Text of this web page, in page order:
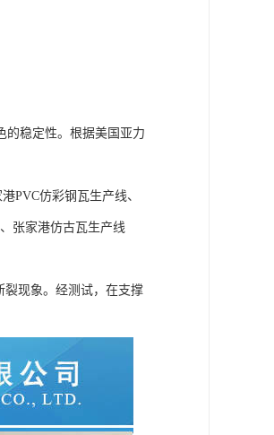
稳定性。根据美国亚力
PVC仿彩钢瓦生产线、
张家港仿古瓦生产线
裂现象。经测试，在支撑